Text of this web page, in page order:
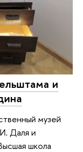
и
музей
Даля и
школа